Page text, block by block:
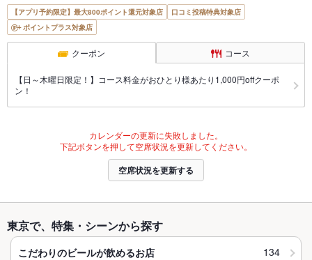
【アプリ予約限定】最大800ポイント還元対象店
口コミ投稿特典対象店
ポイントプラス対象店
クーポン コース
【日～木曜日限定！】コース料金がおひとり様あたり1,000円offクーポ
ン！
カレンダーの更新に失敗しました。
下記ボタンを押して空席状況を更新してください。
空席状況を更新する
東京で、特集・シーンから探す
こだわりのビールが飲めるお店 134